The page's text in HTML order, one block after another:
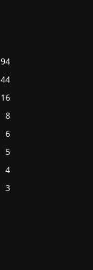
94
44
16
8
6
5
4
3